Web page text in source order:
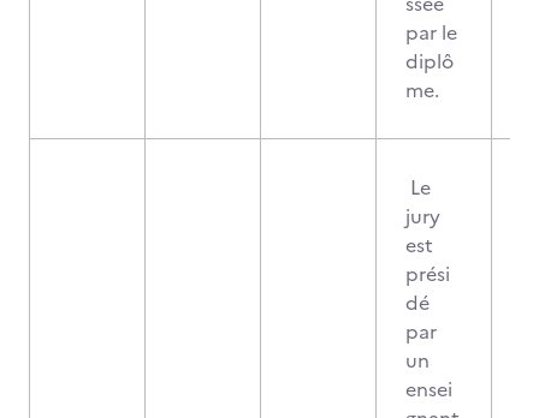
par le
diplô
me.
Le
jury
est
prési
dé
par
un
ensei